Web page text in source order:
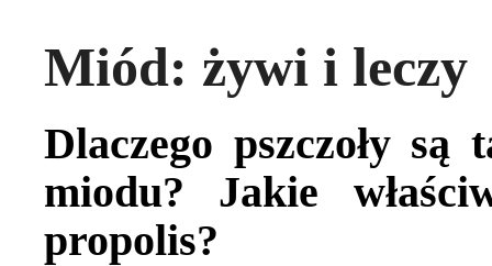
Miód: żywi i leczy
Dlaczego pszczoły
miodu? Jakie
propolis?